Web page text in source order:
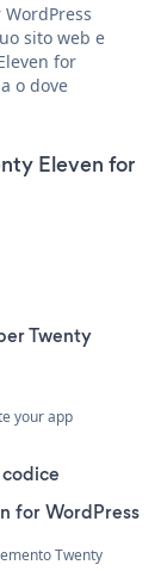
sito web e
for
o dove
Eleven for
Twenty
your app
for WordPress
Twenty